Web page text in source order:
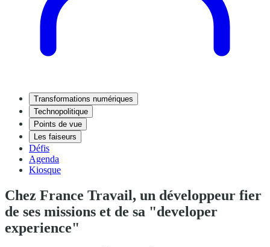
Transformations numériques
Technopolitique
Points de vue
Les faiseurs
Défis
Agenda
Kiosque
Chez France Travail, un développeur fier
de ses missions et de sa "developer
experience"